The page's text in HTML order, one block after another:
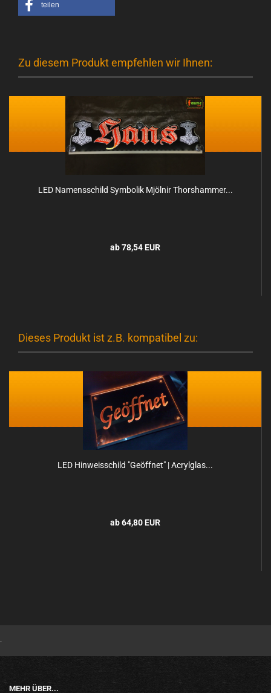
teilen
Zu diesem Produkt empfehlen wir Ihnen:
LED Na­mens­schild Sym­bo­lik Mjöl­nir Thorsham­mer...
ab 78,54 EUR
Dieses Produkt ist z.B. kompatibel zu:
LED Hin­weis­schild "Ge­öff­net" | Acryl­glas...
ab 64,80 EUR
.
MEHR ÜBER...